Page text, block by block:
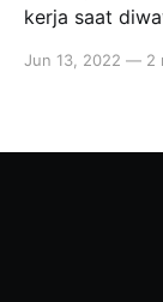
kerja saat
dengan ciamik? Berikut
prepared! Analisa pengalaman yang telah anda miliki.
Jun 13, 2022 — 2